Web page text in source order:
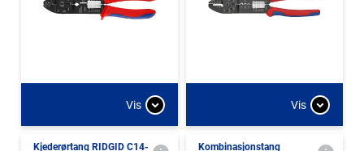
Vis Vis
Kjederørtang RIDGID C14-
Kombinasjonstang